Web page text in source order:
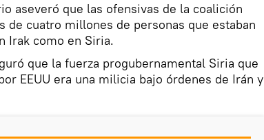
aseveró que las ofensivas de la coalición
de cuatro millones de personas que estaban
Irak como en Siria.
que la fuerza progubernamental Siria que
EEUU era una milicia bajo órdenes de Irán y